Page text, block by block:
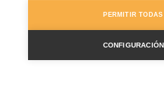
¿Necesitas
PERMITIR